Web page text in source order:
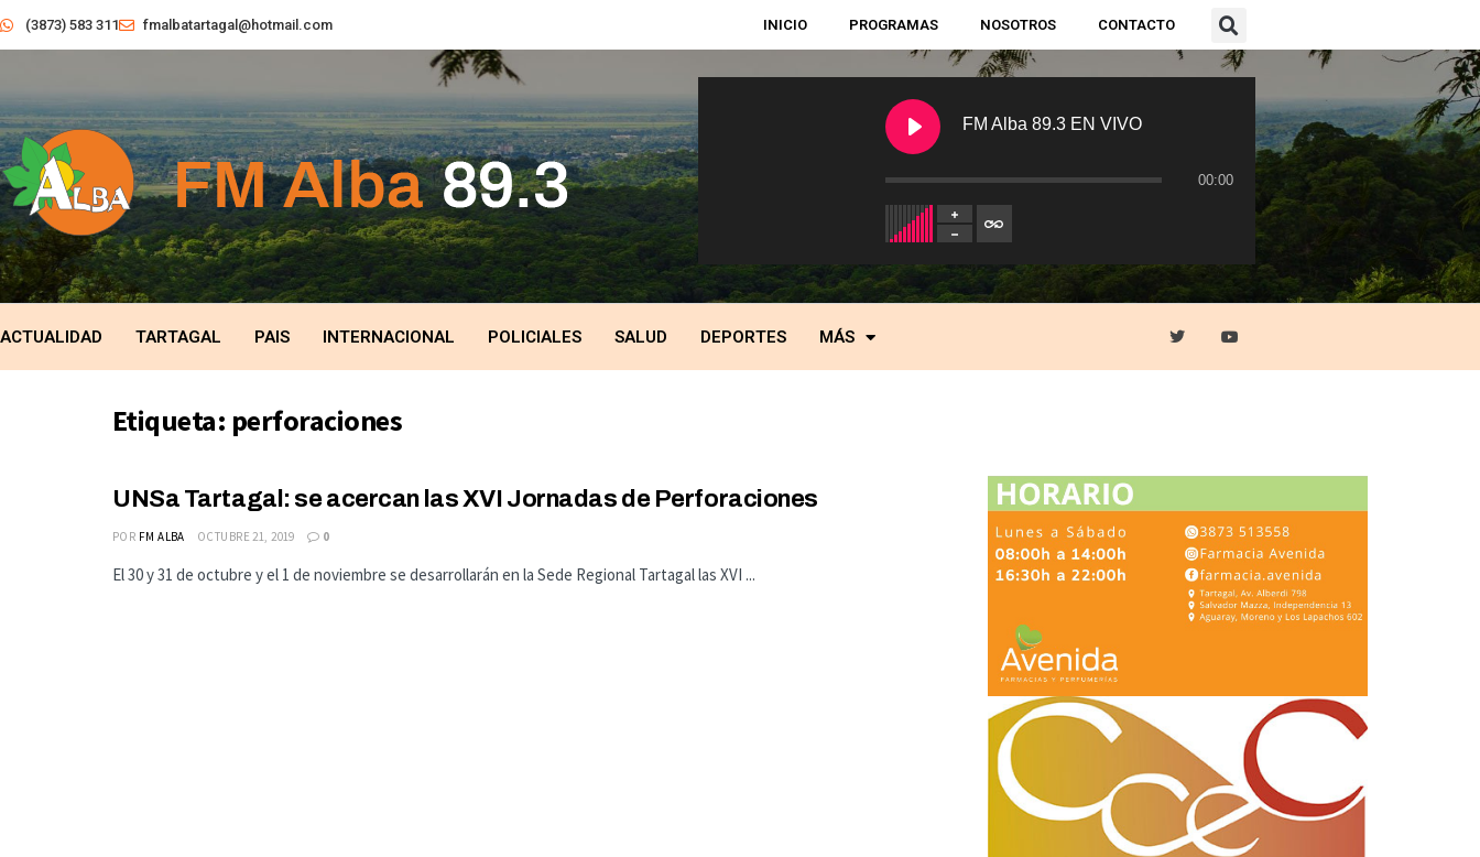
(3873) 583 311 fmalbatartagal@hotmail.com INICIO PROGRAMAS NOSOTROS CONTACTO
FM Alba 89.3 EN VIVO
00:00
ACTUALIDAD TARTAGAL PAIS INTERNACIONAL POLICIALES SALUD DEPORTES MÁS
Etiqueta: perforaciones
UNSa Tartagal: se acercan las XVI Jornadas de Perforaciones
POR FM ALBA OCTUBRE 21, 2019 0
El 30 y 31 de octubre y el 1 de noviembre se desarrollarán en la Sede Regional Tartagal las XVI ...